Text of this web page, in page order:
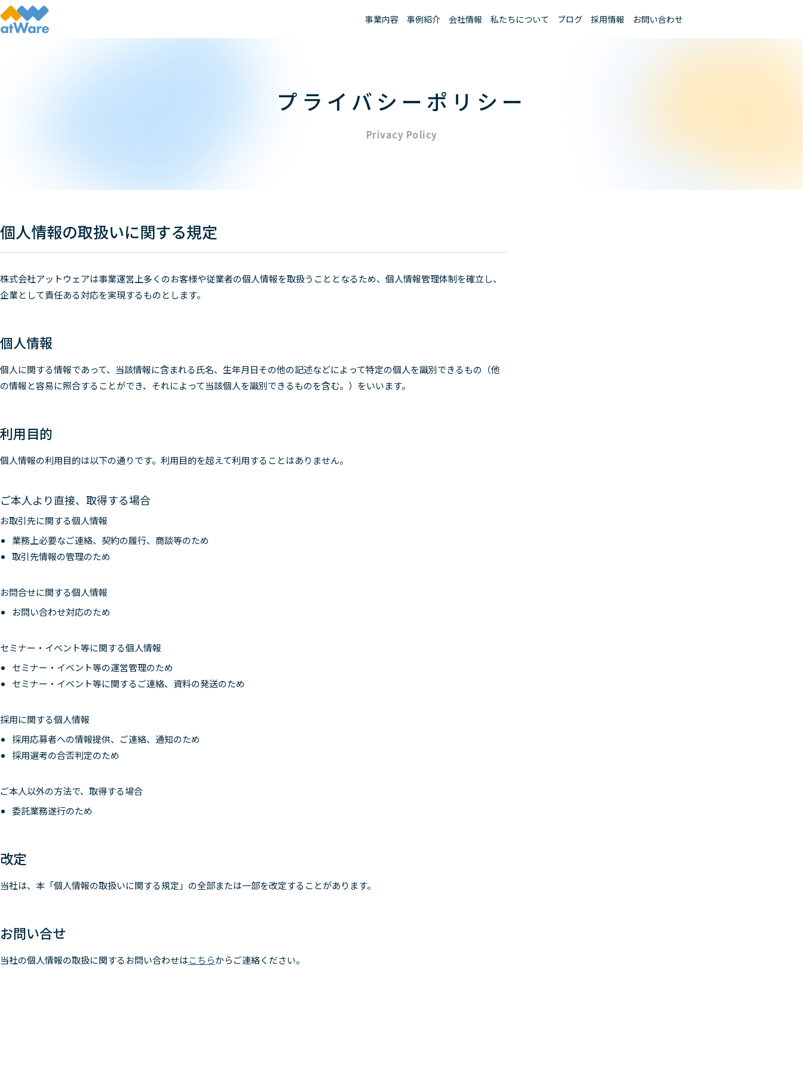
事業内容 事例紹介 会社情報 私たちについて ブログ 採用情報 お問い合わせ
プライバシーポリシー
Privacy Policy
個人情報の取扱いに関する規定
株式会社アットウェアは事業運営上多くのお客様や従業者の個人情報を取扱うこととなるため、個人情報管理体制を確立し、
企業として責任ある対応を実現するものとします。
個人情報
個人に関する情報であって、当該情報に含まれる氏名、生年月日その他の記述などによって特定の個人を識別できるもの（他
の情報と容易に照合することができ、それによって当該個人を識別できるものを含む。）をいいます。
利用目的
個人情報の利用目的は以下の通りです。利用目的を超えて利用することはありません。
ご本人より直接、取得する場合
お取引先に関する個人情報
業務上必要なご連絡、契約の履行、商談等のため
取引先情報の管理のため
お問合せに関する個人情報
お問い合わせ対応のため
セミナー・イベント等に関する個人情報
セミナー・イベント等の運営管理のため
セミナー・イベント等に関するご連絡、資料の発送のため
採用に関する個人情報
採用応募者への情報提供、ご連絡、通知のため
採用選考の合否判定のため
ご本人以外の方法で、取得する場合
委託業務遂行のため
改定
当社は、本「個人情報の取扱いに関する規定」の全部または一部を改定することがあります。
お問い合せ
当社の個人情報の取扱に関するお問い合わせはこちらからご連絡ください。